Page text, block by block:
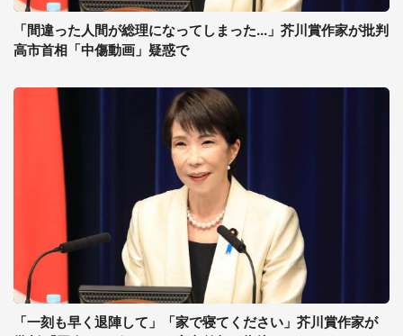
「間違った人間が総理になってしまった...」芥川賞作家が批判
高市首相「中傷動画」疑惑で
「一刻も早く退陣して」「家で寝てください」芥川賞作家が